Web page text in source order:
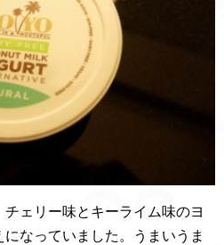
ェリー味とキーライム味のヨ
なっていました。うまいうま